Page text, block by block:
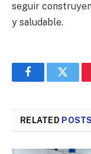
seguir
y saludable.
Facebook
RELATED POSTS